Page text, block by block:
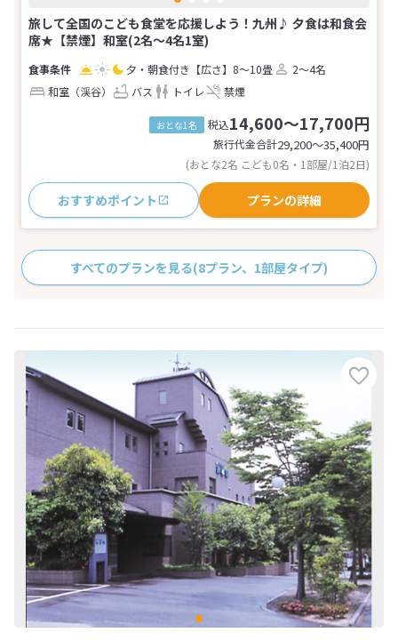
旅して全国のこども食堂を応援しよう！九州♪ 夕食は和食会
席★【禁煙】和室(2名～4名1室)
夕・朝食付き 【広さ】8～10畳
2～4名
和室（渓谷）
バス トイレ 禁煙
おとな1名 税込14,600～17,700円
旅行代金合計29,200〜35,400円
(おとな2名 こども0名・1部屋/1泊2日)
おすすめポイント プランの詳細
すべてのプランを見る(8プラン、1部屋タイプ)